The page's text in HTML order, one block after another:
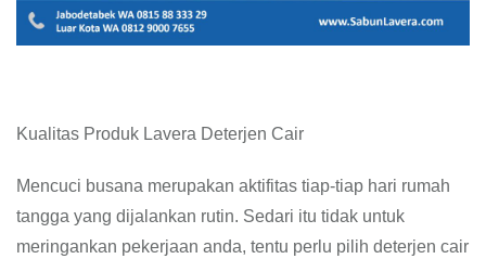
Kualitas Produk Lavera Deterjen Cair
Mencuci busana merupakan aktifitas tiap-tiap hari rumah
tangga yang dijalankan rutin. Sedari itu tidak untuk
meringankan pekerjaan anda, tentu perlu pilih deterjen cair